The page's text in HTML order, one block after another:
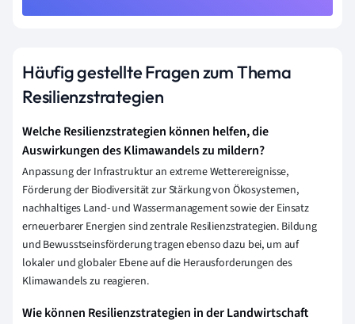
Häufig gestellte Fragen zum Thema
Resilienzstrategien
Welche Resilienzstrategien können helfen, die
Auswirkungen des Klimawandels zu mildern?
Anpassung der Infrastruktur an extreme Wetterereignisse,
Förderung der Biodiversität zur Stärkung von Ökosystemen,
nachhaltiges Land- und Wassermanagement sowie der Einsatz
erneuerbarer Energien sind zentrale Resilienzstrategien. Bildung
und Bewusstseinsförderung tragen ebenso dazu bei, um auf
lokaler und globaler Ebene auf die Herausforderungen des
Klimawandels zu reagieren.
Wie können Resilienzstrategien in der Landwirtschaft